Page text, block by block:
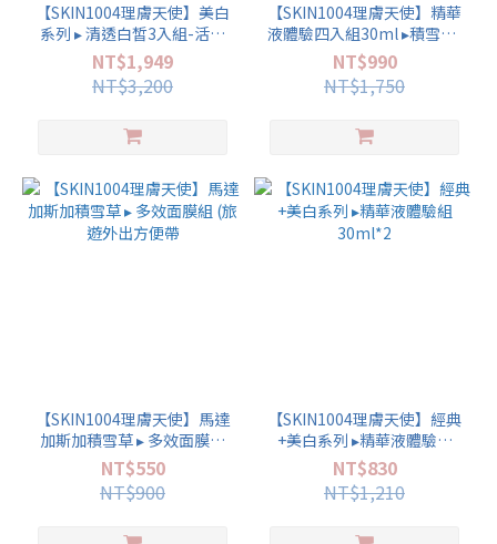
【SKIN1004理膚天使】美白
系列 ▸ 清透白皙3入組-活膚
水210ml+微粒精華液
100ml+美白膠囊精華面霜
75ml
NT$1,949
NT$3,200
【SKIN1004理膚天使】精華
液體驗四入組30ml ▸積雪草/
美白/粉鹽/茶樹 (四套組方便
攜帶
NT$990
NT$1,750
【SKIN1004理膚天使】馬達
加斯加積雪草 ▸ 多效面膜組
(旅遊外出方便帶
NT$550
NT$900
【SKIN1004理膚天使】經典
+美白系列 ▸精華液體驗組
30ml*2
NT$830
NT$1,210